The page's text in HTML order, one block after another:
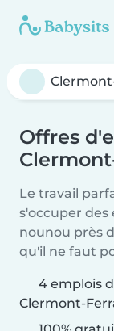
Offres
Le travail
s'occuper des
nounou près
qu'il ne faut
4 emplois
Clermont-